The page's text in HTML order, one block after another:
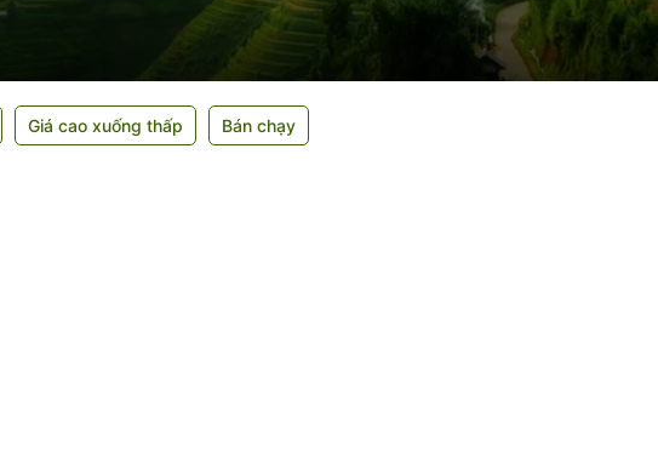
Giá cao xuống thấp Bán chạy